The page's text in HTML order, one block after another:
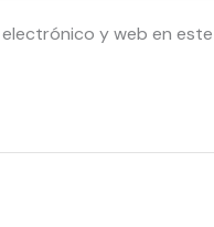
y web en